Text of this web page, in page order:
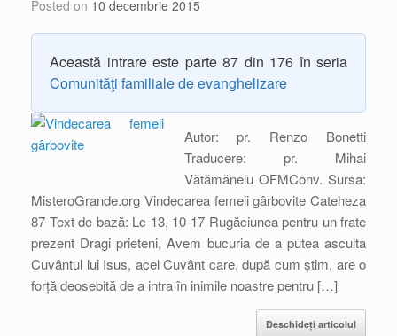
Posted on 10 decembrie 2015
Această intrare este parte 87 din 176 în seria
Comunităţi familiale de evanghelizare
Autor: pr. Renzo Bonetti
Traducere: pr. Mihai
Vătămănelu OFMConv. Sursa:
MisteroGrande.org Vindecarea femeii gârbovite Cateheza
87 Text de bază: Lc 13, 10-17 Rugăciunea pentru un frate
prezent Dragi prieteni, Avem bucuria de a putea asculta
Cuvântul lui Isus, acel Cuvânt care, după cum știm, are o
forță deosebită de a intra în inimile noastre pentru […]
Deschideți articolul